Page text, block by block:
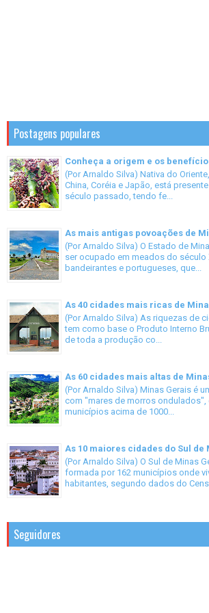
Postagens populares
Conheça a origem e os
(Por Arnaldo Silva) Nativa do
China, Coréia e Japão, está
século passado, tendo fe...
As mais antigas povoações de
(Por Arnaldo Silva) O Estado de
ser ocupado em meados do século
bandeirantes e portugueses, que...
As 40 cidades mais ricas de
(Por Arnaldo Silva) As riquezas de
tem como base o Produto Interno
de toda a produção co...
As 60 cidades mais altas de
(Por Arnaldo Silva) Minas Gerais é
com "mares de morros ondulados",
municípios acima de 1000...
As 10 maiores cidades do Sul de
(Por Arnaldo Silva) O Sul de Minas
formada por 162 municípios onde
habitantes, segundo dados do
Seguidores